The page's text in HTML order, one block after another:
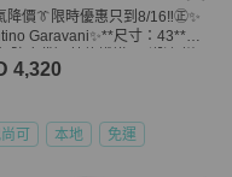
降價👔限時優惠只到8/16‼️㊣✨
Garavani✨**尺寸：43**
鞋 休閒鞋/二手鞋🌳二手樹屋🌳
4,320
可 本地 免運